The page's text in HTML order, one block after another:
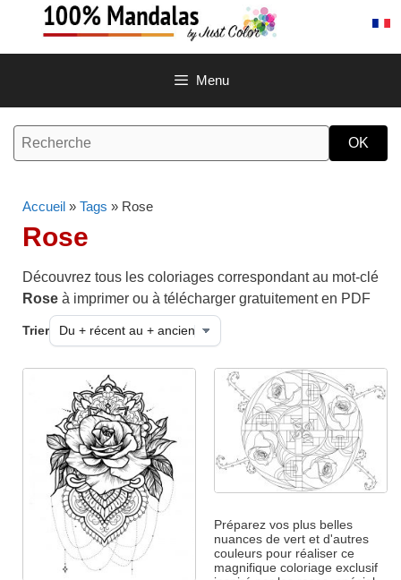
contenu
Menu
Accueil » Tags » Rose
Rose
Découvrez tous les coloriages correspondant au mot-clé
Rose à imprimer ou à télécharger gratuitement en PDF
Trier
Préparez vos plus belles
nuances de vert et d'autres
couleurs pour réaliser ce
magnifique coloriage exclusif